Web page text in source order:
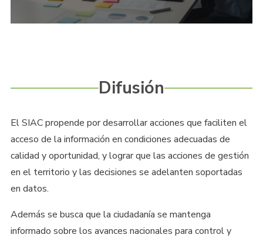
Difusión
El SIAC propende por desarrollar acciones que faciliten el
acceso de la información en condiciones adecuadas de
calidad y oportunidad, y lograr que las acciones de gestión
en el territorio y las decisiones se adelanten soportadas
en datos.
Además se busca que la ciudadanía se mantenga
informado sobre los avances nacionales para control y